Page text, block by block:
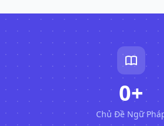
0+
Chủ Đề Ngữ